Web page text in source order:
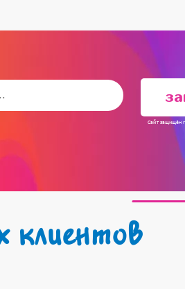
Сайт защищён